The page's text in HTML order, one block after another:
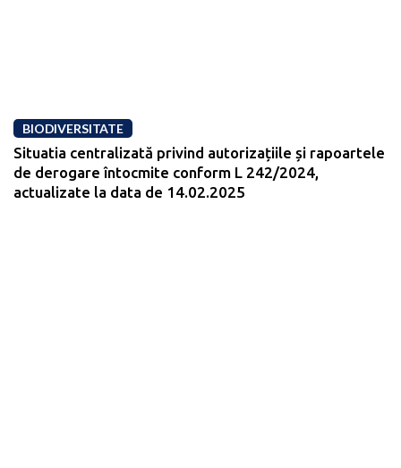
BIODIVERSITATE
Situatia centralizată privind autorizațiile și rapoartele
de derogare întocmite conform L 242/2024,
actualizate la data de 14.02.2025